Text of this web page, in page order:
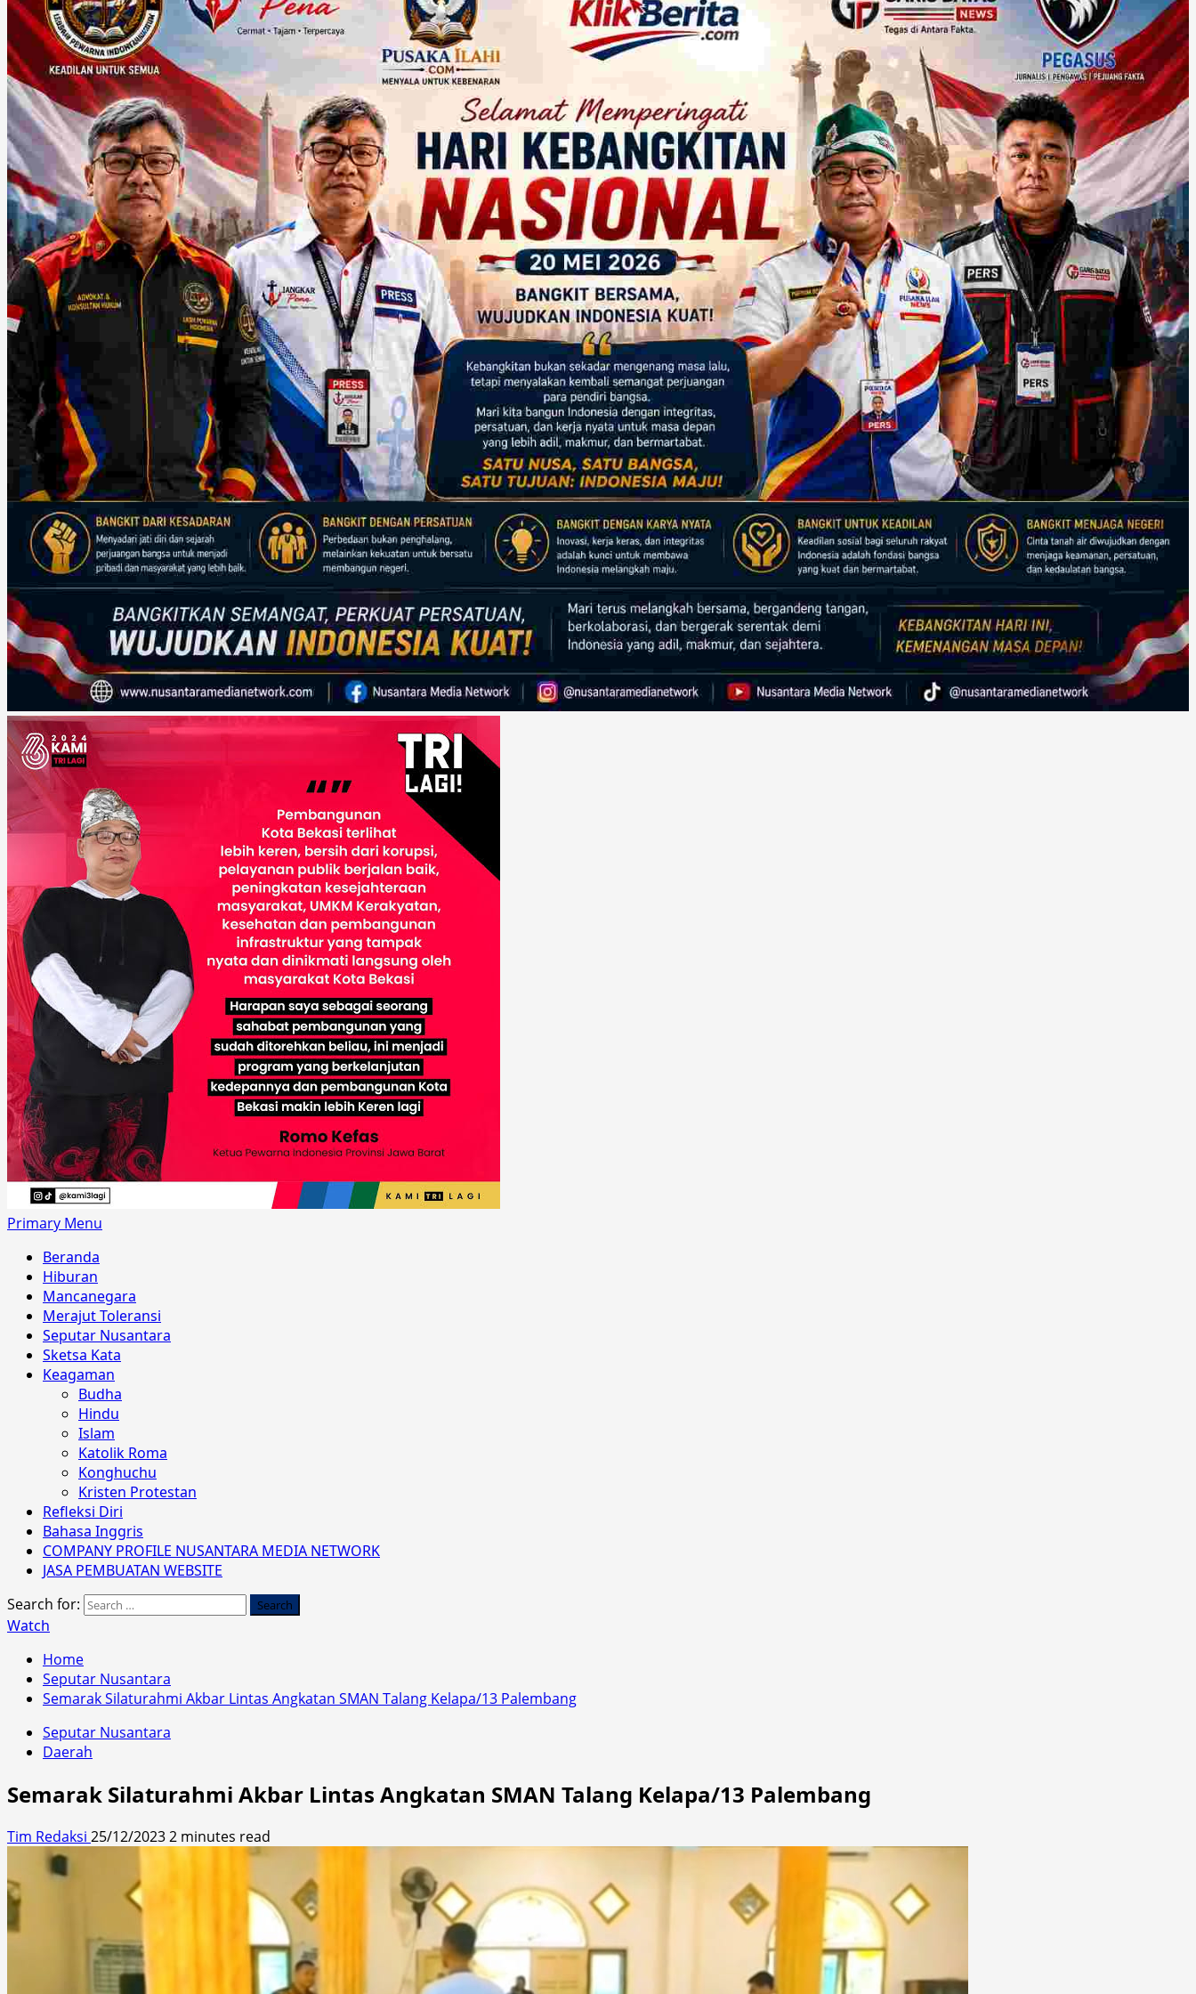
Primary Menu
Beranda
Hiburan
Mancanegara
Merajut Toleransi
Seputar Nusantara
Sketsa Kata
Keagaman
Budha
Hindu
Islam
Katolik Roma
Konghuchu
Kristen Protestan
Refleksi Diri
Bahasa Inggris
COMPANY PROFILE NUSANTARA MEDIA NETWORK
JASA PEMBUATAN WEBSITE
Search for:
Watch
Home
Seputar Nusantara
Semarak Silaturahmi Akbar Lintas Angkatan SMAN Talang Kelapa/13 Palembang
Seputar Nusantara
Daerah
Semarak Silaturahmi Akbar Lintas Angkatan SMAN Talang Kelapa/13 Palembang
Tim Redaksi 25/12/20232 minutes read